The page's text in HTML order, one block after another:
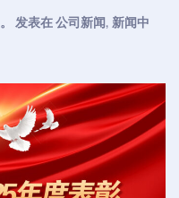
。 发表在公司新闻, 新闻中